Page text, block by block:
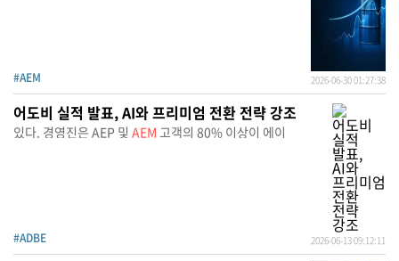
#AEM 2026-06-30 01:27:38
어도비 실적 발표, AI와 프리미엄 전환 전략 강조
있다. 경영진은 AEP 및 AEM 고객의 80% 이상이 에이
#ADBE 2026-06-13 09:12:11